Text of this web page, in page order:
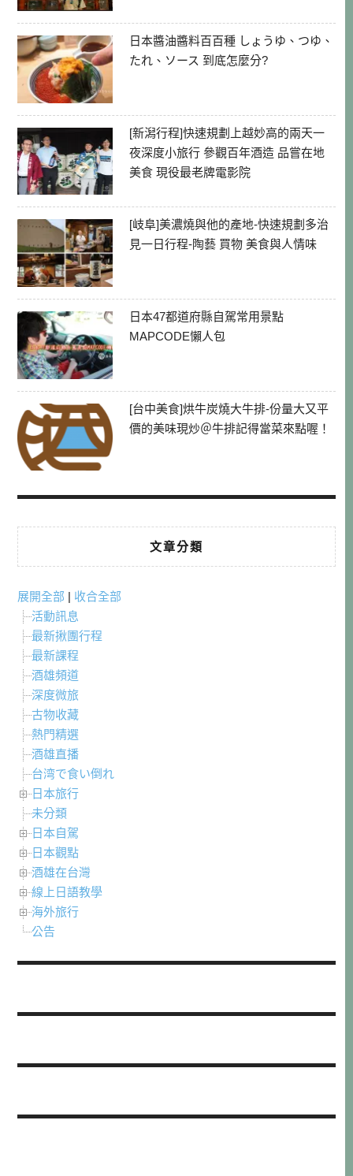
日本醬油醬料百百種 しょうゆ、つゆ、
たれ、ソース 到底怎麼分?
[新潟行程]快速規劃上越妙高的兩天一
夜深度小旅行 參觀百年酒造 品嘗在地
美食 現役最老牌電影院
[岐阜]美濃燒與他的產地-快速規劃多治
見一日行程-陶藝 買物 美食與人情味
日本47都道府縣自駕常用景點
MAPCODE懶人包
[台中美食]烘牛炭燒大牛排-份量大又平
價的美味現炒＠牛排記得當菜來點喔！
文章分類
展開全部 | 收合全部
活動訊息
最新揪團行程
最新課程
酒雄頻道
深度微旅
古物收藏
熱門精選
酒雄直播
台湾で食い倒れ
日本旅行
未分類
日本自駕
日本觀點
酒雄在台灣
線上日語教學
海外旅行
公告